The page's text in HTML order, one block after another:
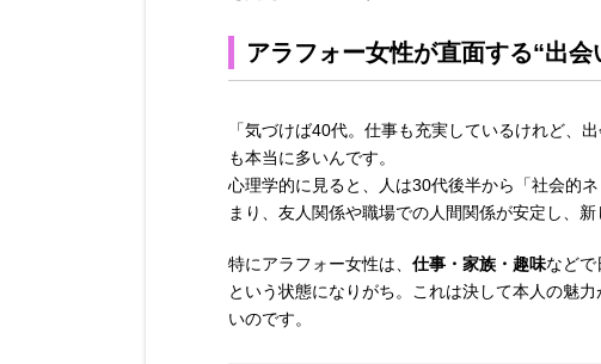
アラフォー女性が直面する“出会
「気づけば40代。仕事も充実しているけれど、
も本当に多いんです。
心理学的に見ると、人は30代後半から「社会的
まり、友人関係や職場での人間関係が安定し、新
特にアラフォー女性は、仕事・家族・趣味などで
という状態になりがち。これは決して本人の魅
いのです。